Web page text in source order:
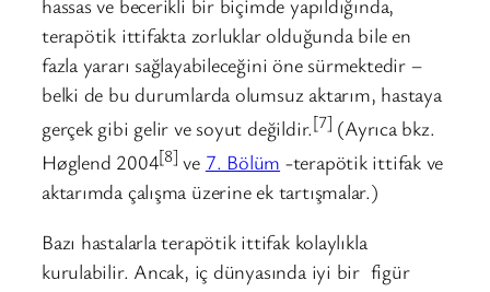
hassas ve becerikli bir biçimde yapıldığında,
terapötik ittifakta zorluklar olduğunda bile en
fazla yararı sağlayabileceğini öne sürmektedir –
belki de bu durumlarda olumsuz aktarım, hastaya
gerçek gibi gelir ve soyut değildir.[7] (Ayrıca bkz.
Høglend 2004[8] ve 7. Bölüm -terapötik ittifak ve
aktarımda çalışma üzerine ek tartışmalar.)
Bazı hastalarla terapötik ittifak kolaylıkla
kurulabilir. Ancak, iç dünyasında iyi bir figür